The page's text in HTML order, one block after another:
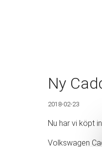
Ny
2018-02-23
Nu har vi köpt
Volkswagen